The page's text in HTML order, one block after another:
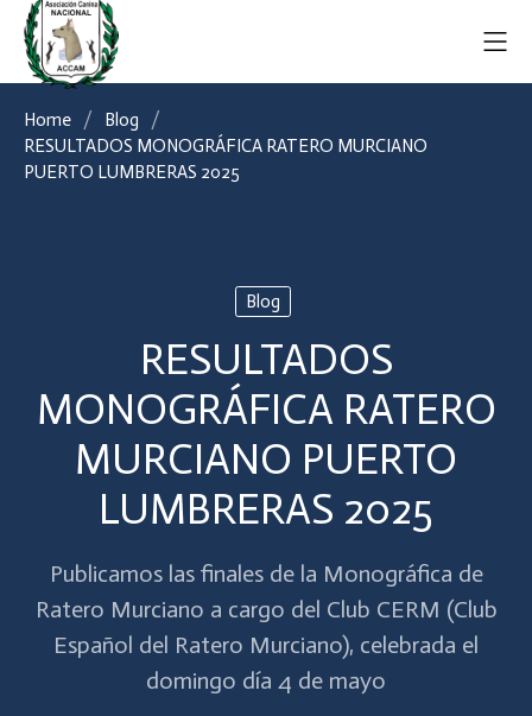
Home
Blog
RESULTADOS MONOGRÁFICA RATERO MURCIANO
PUERTO LUMBRERAS 2025
Blog
RESULTADOS
MONOGRÁFICA RATERO
MURCIANO PUERTO
LUMBRERAS 2025
Publicamos las finales de la Monográfica de
Ratero Murciano a cargo del Club CERM (Club
Español del Ratero Murciano), celebrada el
domingo día 4 de mayo